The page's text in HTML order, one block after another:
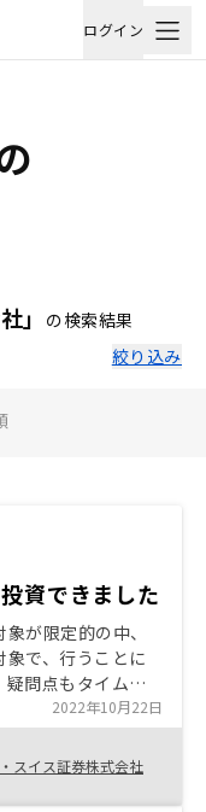
ログイン
」
の検索結果
絞り込み
資できました
が限定的の中、
で、行うことに
問点もタイムリ
ることができまし
利です。 税理
層の充実
2022年10月22日
スイス証券株式会社